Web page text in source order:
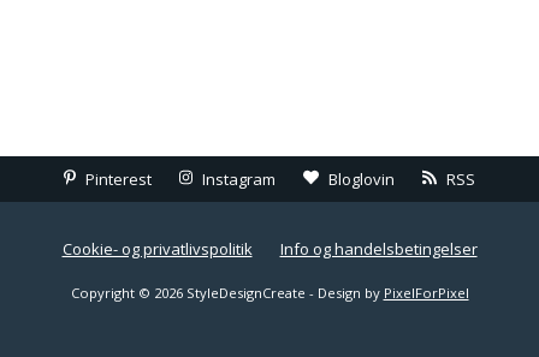
Pinterest Instagram Bloglovin RSS
Cookie- og privatlivspolitik Info og handelsbetingelser
Copyright © 2026 StyleDesignCreate - Design by PixelForPixel